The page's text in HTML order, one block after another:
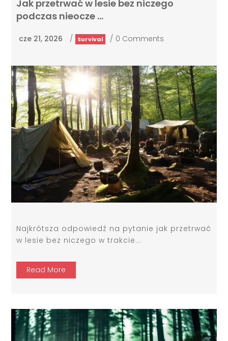
Jak przetrwać w lesie bez niczego
podczas nieocze …
cze 21, 2026 / Survival / 0 Comments
Najkrótsza odpowiedź na pytanie jak przetrwać
w lesie bez niczego w trakcie...
Read More